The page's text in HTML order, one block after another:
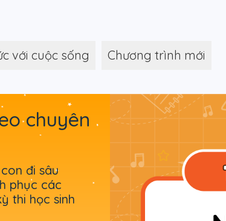
với cuộc sống Chương trình mới
chuyên
đi sâu
phục các
thi học sinh